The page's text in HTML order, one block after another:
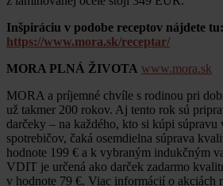
Inšpiráciu v podobe receptov nájdete tu:
https://www.mora.sk/receptar/
MORA PLNÁ ŽIVOTA www.mora.sk
MORA a príjemné chvíle s rodinou pri
už takmer 200 rokov. Aj tento rok sú
darčeky – na každého, kto si kúpi súpravu
spotrebičov, čaká osemdielna súprava
hodnote 199 € a k vybraným indukčným
VDIT je určená ako darček zadarmo
v hodnote 79 €. Viac informácií o akciách